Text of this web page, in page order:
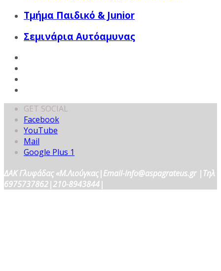
Τμήμα Παιδικό & Junior
Σεμινάρια Αυτόαμυνας
GET SOCIAL
Facebook
YouTube
Mail
Google Plus 1
ΔΑΚ Γλυφάδας «Μ.Λιούγκας|Email-info@aspagrateus.gr |Τηλ
6975737862|210-8943844|